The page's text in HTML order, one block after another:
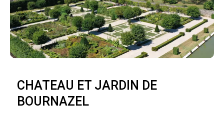
CHATEAU ET JARDIN DE
BOURNAZEL